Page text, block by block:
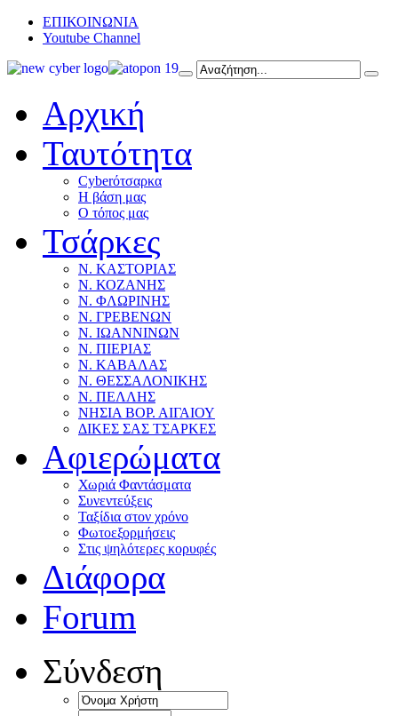
ΕΠΙΚΟΙΝΩΝΙΑ
Youtube Channel
Αρχική
Ταυτότητα
Cyberότσαρκα
Η βάση μας
Ο τόπος μας
Τσάρκες
Ν. ΚΑΣΤΟΡΙΑΣ
Ν. ΚΟΖΑΝΗΣ
Ν. ΦΛΩΡΙΝΗΣ
Ν. ΓΡΕΒΕΝΩΝ
Ν. ΙΩΑΝΝΙΝΩΝ
Ν. ΠΙΕΡΙΑΣ
Ν. ΚΑΒΑΛΑΣ
Ν. ΘΕΣΣΑΛΟΝΙΚΗΣ
Ν. ΠΕΛΛΗΣ
ΝΗΣΙΑ ΒΟΡ. ΑΙΓΑΙΟΥ
ΔΙΚΕΣ ΣΑΣ ΤΣΑΡΚΕΣ
Αφιερώματα
Χωριά Φαντάσματα
Συνεντεύξεις
Ταξίδια στον χρόνο
Φωτοεξορμήσεις
Στις ψηλότερες κορυφές
Διάφορα
Forum
Σύνδεση